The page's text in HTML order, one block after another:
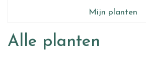
Mijn planten
Alle planten